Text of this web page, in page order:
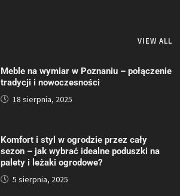
VIEW ALL
Meble na wymiar w Poznaniu – połączenie
tradycji i nowoczesności
18 sierpnia, 2025
Komfort i styl w ogrodzie przez cały
sezon – jak wybrać idealne poduszki na
palety i leżaki ogrodowe?
5 sierpnia, 2025